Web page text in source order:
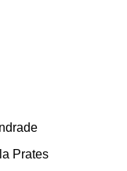
Prates